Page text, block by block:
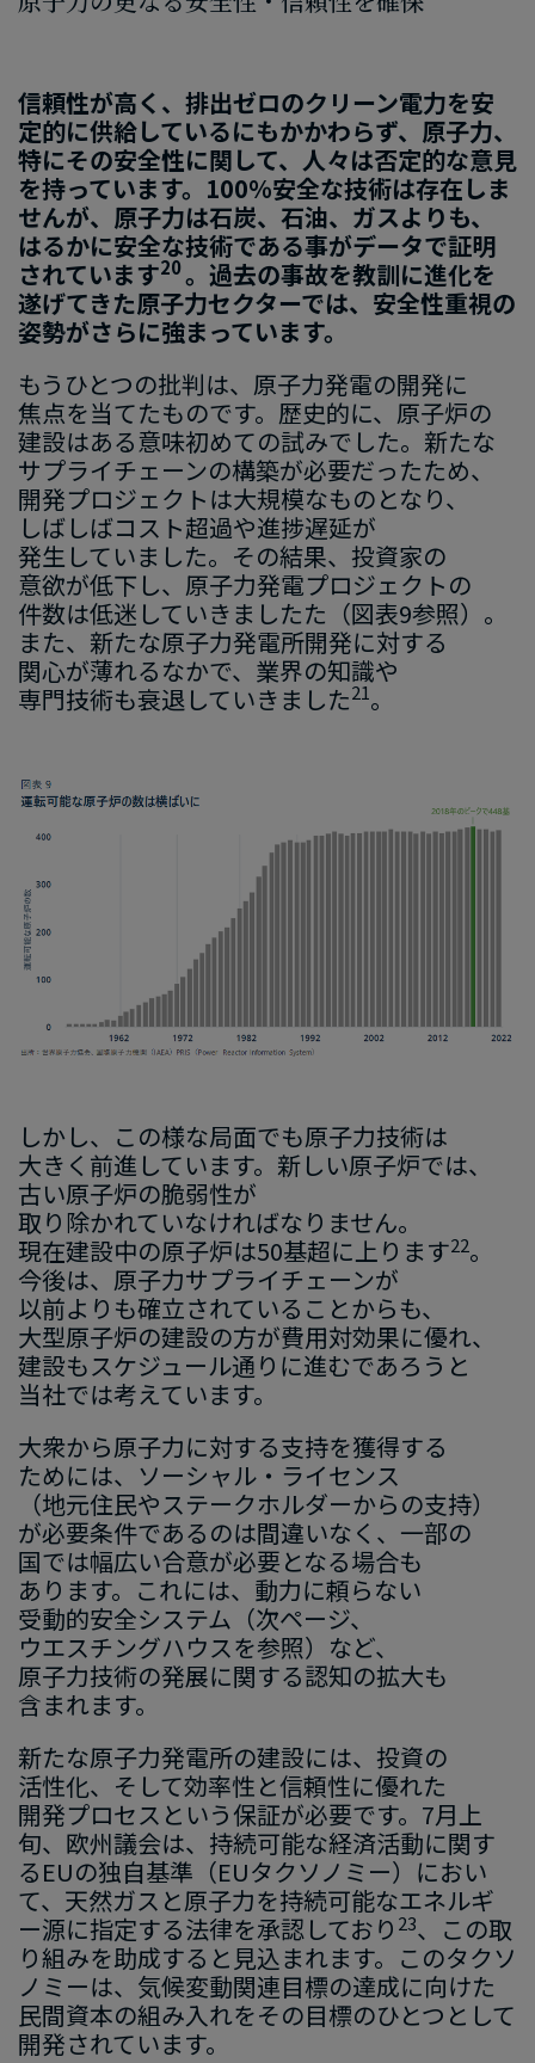
信頼性が高く、排出ゼロのクリーン電力を安
定的に供給しているにもかかわらず、原子力、
特にその安全性に関して、人々は否定的な意見
を持っています。100％安全な技術は存在しま
せんが、原子力は石炭、石油、ガスよりも、
はるかに安全な技術である事がデータで証明
されています20。過去の事故を教訓に進化を
遂げてきた原子力セクターでは、安全性重視の
姿勢がさらに強まっています。
もう​ひとつの​批判は、​原子力発電の​開発に​
焦点を​当てたものです。​歴史的に、​原子炉の​
建設は​ある​意味初めての​試みでした。​新たな​
サプライチェーンの​構築が​必要だった​ため、​
開発プロジェクトは​大規模な​ものとなり、​
しばしば​コスト超過や​進捗遅延が​
発生していました。​その​結果、​投資家の​
意欲が​低下し、​原子力発電プロジェクトの​
件数は​低迷していきましたた​（図表9参照）。​
また、​新たな​原子力発電所開発に​対する​
関心が​薄れる​なかで、​業界の​知識や​
専門技術も​衰退していきました​21。
画
像
しかし、 ​この​様な​局面でも​原子力技術は​
大きく​前進しています。​新しい​原子炉では、​
古い​原子炉の​脆弱性が​
取り除かれていなければなりません。
現在建設中の​原子炉は​50基超に​上ります22。
今後は、 ​原子力サプライチェーンが
以前よりも​確立されている​ことからも、​
大型原子炉の​建設の​方が​費用対効果に​優れ、​
建設も​スケジュール通りに​進むであろうと​
当社では​考えています。
大衆から​原子力に​対する​支持を​獲得する​
ためには、​ソーシャル・ライセンス​
（地元住民や​ステークホルダーからの​支持）
が​必要条件であるのは​間違いなく、​一部の​
国では​幅広い​合意が​必要となる​場合も​
あ ります。​これには、 ​動力に​頼らない​
受動的安全システム ​（次ページ、​
ウエスチングハウスを​参照）など、​
原子力技術の​発展に​関する​認知の​拡大も​
含まれます。
新たな​原子力発電所の​建設には、​投資の
活性化、​そして​効率性と​信頼性に​優れた
開発プロセス と​いう​保証が​必要です。 7月上
旬、欧州議会は、 持続可能な経済活動に関す
るEUの独自基準（EUタクソノミー）におい
て、 天然ガスと原子力を持続可能なエネルギ
ー源に指定する法律を承認しており 23、 この取
り組みを助成すると見込まれます。 このタクソ
ノミーは、気候変動関連目標の達成に向けた
民間資本の組み入れをその目標のひとつとして
開発されています。